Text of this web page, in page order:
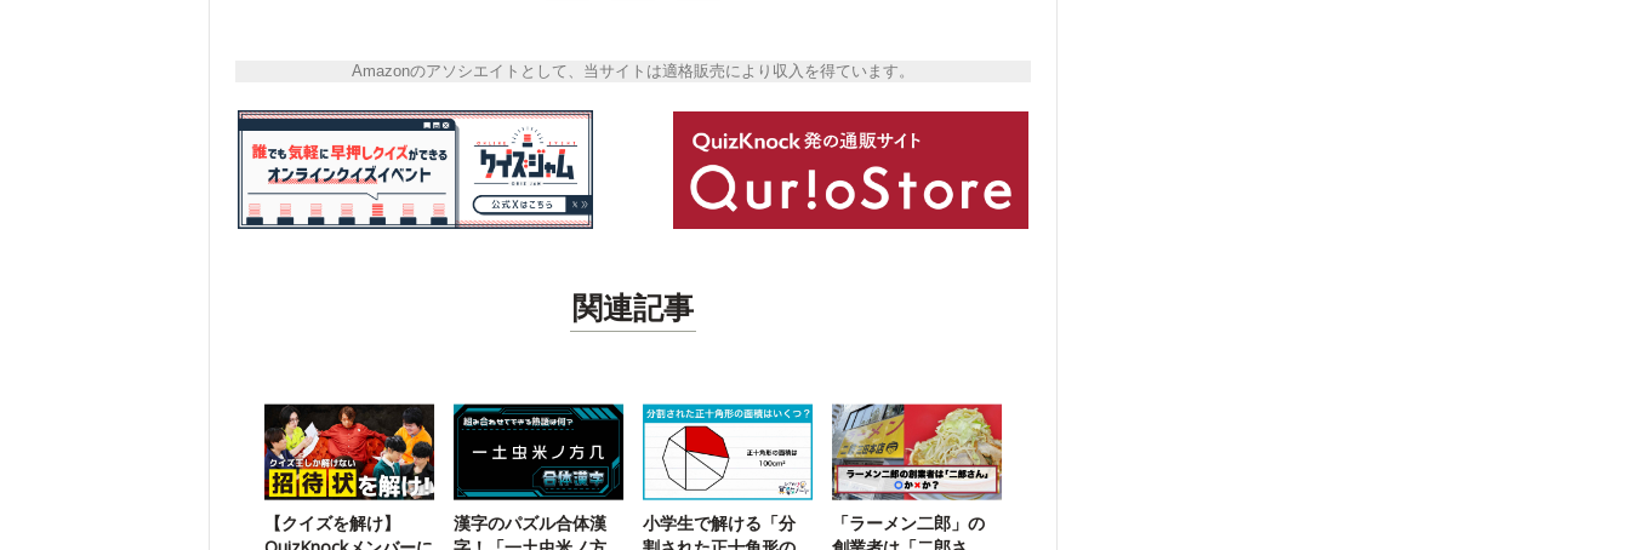
Amazonのアソシエイトとして、当サイトは適格販売により収入を得ています。
関連記事
【クイズを解け】
漢字のパズル合体漢
小学生で解ける「分
「ラーメン二郎」の